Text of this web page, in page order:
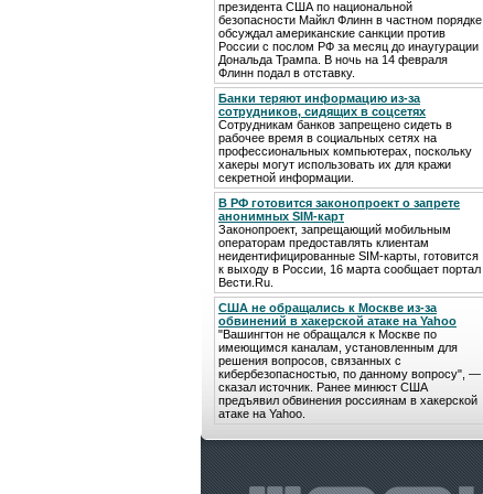
президента США по национальной
безопасности Майкл Флинн в частном порядке
обсуждал американские санкции против
России с послом РФ за месяц до инаугурации
Дональда Трампа. В ночь на 14 февраля
Флинн подал в отставку.
Банки теряют информацию из-за
сотрудников, сидящих в соцсетях
Сотрудникам банков запрещено сидеть в
рабочее время в социальных сетях на
профессиональных компьютерах, поскольку
хакеры могут использовать их для кражи
секретной информации.
В РФ готовится законопроект о запрете
анонимных SIM-карт
Законопроект, запрещающий мобильным
операторам предоставлять клиентам
неидентифицированные SIM-карты, готовится
к выходу в России, 16 марта сообщает портал
Вести.Ru.
США не обращались к Москве из-за
обвинений в хакерской атаке на Yahoo
"Вашингтон не обращался к Москве по
имеющимся каналам, установленным для
решения вопросов, связанных с
кибербезопасностью, по данному вопросу", —
сказал источник. Ранее минюст США
предъявил обвинения россиянам в хакерской
атаке на Yahoo.